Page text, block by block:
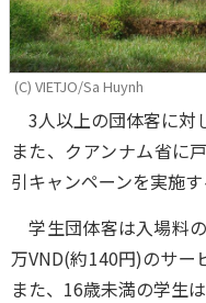
(C) VIETJO/Sa Huynh
3人以上の団体客に対
また、クアンナム省に
引キャンペーンを実施す
学生団体客は入場料
万VND(約140円)のサー
また、16歳未満の学生